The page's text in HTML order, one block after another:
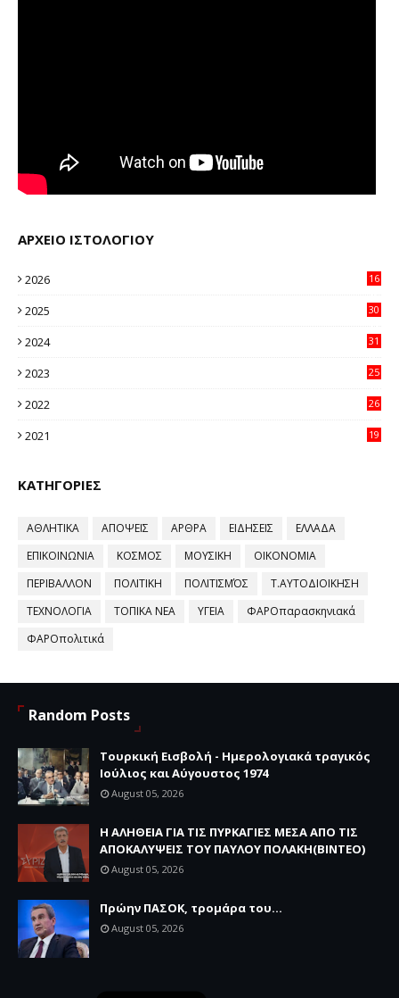
ΑΡΧΕΙΟ ΙΣΤΟΛΟΓΙΟΥ
2026
16
2025
30
2024
31
2023
25
2022
26
2021
19
ΚΑΤΗΓΟΡΙΕΣ
ΑΘΛΗΤΙΚΑ ΑΠΟΨΕΙΣ ΑΡΘΡΑ ΕΙΔΗΣΕΙΣ
ΕΛΛΑΔΑ
ΕΠΙΚΟΙΝΩΝΙΑ
ΚΟΣΜΟΣ ΜΟΥΣΙΚΗ
ΟΙΚΟΝΟΜΙΑ
ΠΕΡΙΒΑΛΛΟΝ
ΠΟΛΙΤΙΚΗ ΠΟΛΙΤΙΣΜΌΣ
Τ.ΑΥΤΟΔΙΟΙΚΗΣΗ
ΤΕΧΝΟΛΟΓΙΑ
ΤΟΠΙΚΑ ΝΕΑ ΥΓΕΙΑ
ΦΑΡΟπαρασκηνιακά
ΦΑΡΟπολιτικά
Random Posts
Τουρκική Εισβολή - Ημερολογιακά τραγικός
Ιούλιος και Αύγουστος 1974
August 05, 2026
Η ΑΛΗΘΕΙΑ ΓΙΑ ΤΙΣ ΠΥΡΚΑΓΙΕΣ ΜΕΣΑ ΑΠΟ ΤΙΣ
ΑΠΟΚΑΛΥΨΕΙΣ ΤΟΥ ΠΑΥΛΟΥ ΠΟΛΑΚΗ(ΒΙΝΤΕΟ)
August 05, 2026
Πρώην ΠΑΣΟΚ, τρομάρα του...
August 05, 2026